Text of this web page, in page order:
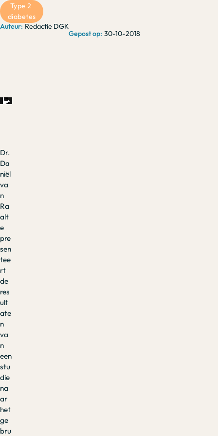
Redactie DGK
30-10-2018
Type 2
diabetes
Dr.
Da
niël
va
n
Ra
alt
e
pre
sen
tee
rt
de
res
ult
ate
n
va
n
een
stu
die
na
ar
het
ge
bru